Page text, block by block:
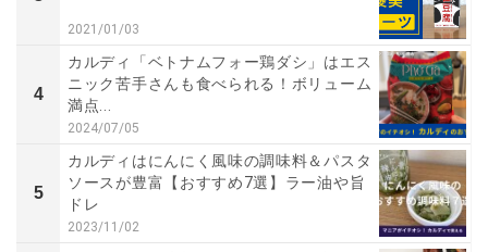
2021/01/03
4
カルディ「ベトナムフォー鶏ダシ」はエス
ニック苦手さんも食べられる！ボリューム
満点...
2024/07/05
5
カルディはにんにく風味の調味料＆パスタ
ソースが豊富【おすすめ7選】ラー油や旨
ドレ
2023/11/02